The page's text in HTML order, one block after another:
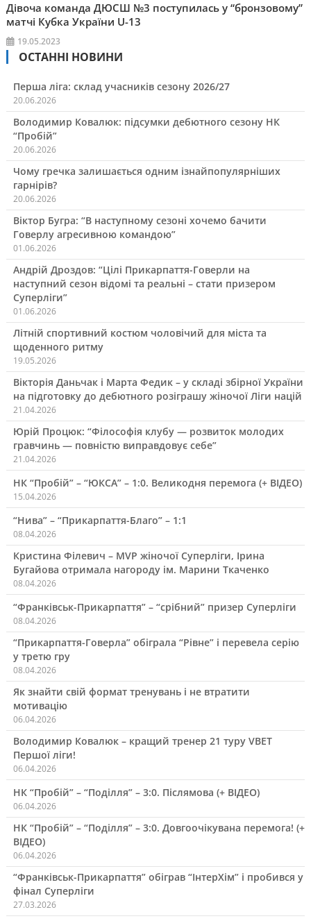
Дівоча команда ДЮСШ №3 поступилась у “бронзовому”
матчі Кубка України U-13
19.05.2023
ОСТАННІ НОВИНИ
Перша ліга: склад учасників сезону 2026/27
20.06.2026
Володимир Ковалюк: підсумки дебютного сезону НК
“Пробій”
20.06.2026
Чому гречка залишається одним ізнайпопулярніших
гарнірів?
20.06.2026
Віктор Бугра: “В наступному сезоні хочемо бачити
Говерлу агресивною командою”
01.06.2026
Андрій Дроздов: “Цілі Прикарпаття-Говерли на
наступний сезон відомі та реальні – стати призером
Суперліги”
01.06.2026
Літній спортивний костюм чоловічий для міста та
щоденного ритму
19.05.2026
Вікторія Даньчак і Марта Федик – у складі збірної України
на підготовку до дебютного розіграшу жіночої Ліги націй
21.04.2026
Юрій Процюк: “Філософія клубу — розвиток молодих
гравчинь — повністю виправдовує себе”
21.04.2026
НК “Пробій” – “ЮКСА” – 1:0. Великодня перемога (+ ВІДЕО)
15.04.2026
“Нива” – “Прикарпаття-Благо” – 1:1
08.04.2026
Кристина Філевич – MVP жіночої Суперліги, Ірина
Бугайова отримала нагороду ім. Марини Ткаченко
08.04.2026
“Франківськ-Прикарпаття” – “срібний” призер Суперліги
08.04.2026
“Прикарпаття-Говерла” обіграла “Рівне” і перевела серію
у третю гру
08.04.2026
Як знайти свій формат тренувань і не втратити
мотивацію
06.04.2026
Володимир Ковалюк – кращий тренер 21 туру VBET
Першої ліги!
06.04.2026
НК “Пробій” – “Поділля” – 3:0. Післямова (+ ВІДЕО)
06.04.2026
НК “Пробій” – “Поділля” – 3:0. Довгоочікувана перемога! (+
ВІДЕО)
06.04.2026
“Франківськ-Прикарпаття” обіграв “ІнтерХім” і пробився у
фінал Суперліги
27.03.2026